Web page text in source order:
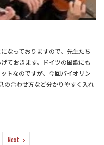
なっておりますので、先生たち
ておきます。ドイツの国歌にも
トなのですが、今回バイオリン
の合わせ方など分かりやすく入れ
Next